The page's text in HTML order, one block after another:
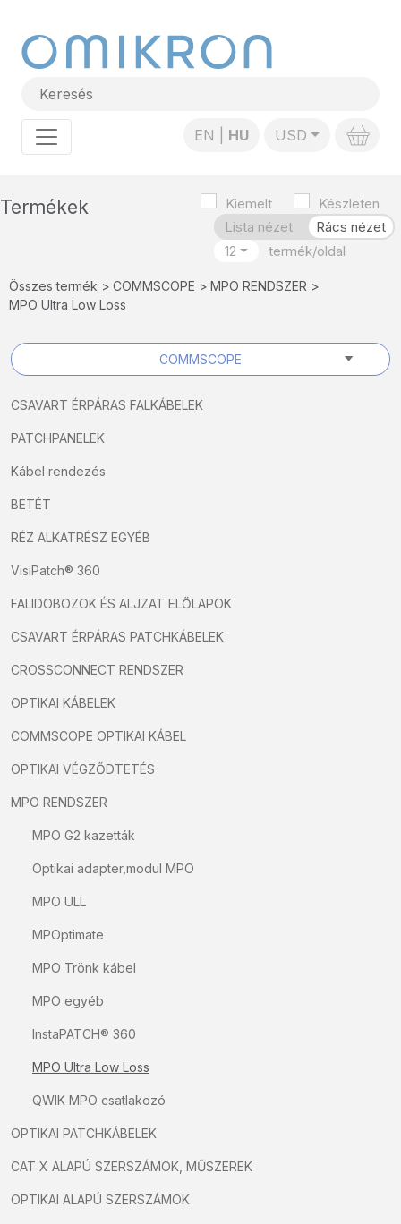
EN HU USD
Termékek Kiemelt
Készleten
Lista nézet
Rács nézet
12
Összes termék COMMSCOPE
MPO RENDSZER
MPO Ultra Low Loss
COMMSCOPE
CSAVART ÉRPÁRAS FALKÁBELEK
PATCHPANELEK
Kábel rendezés
BETÉT
RÉZ ALKATRÉSZ EGYÉB
VisiPatch® 360
FALIDOBOZOK ÉS ALJZAT ELŐLAPOK
CSAVART ÉRPÁRAS PATCHKÁBELEK
CROSSCONNECT RENDSZER
OPTIKAI KÁBELEK
COMMSCOPE OPTIKAI KÁBEL
OPTIKAI VÉGZŐDTETÉS
MPO RENDSZER
MPO G2 kazetták
Optikai adapter,modul MPO
MPO ULL
MPOptimate
MPO Trönk kábel
MPO egyéb
InstaPATCH® 360
MPO Ultra Low Loss
QWIK MPO csatlakozó
OPTIKAI PATCHKÁBELEK
CAT X ALAPÚ SZERSZÁMOK, MŰSZEREK
OPTIKAI ALAPÚ SZERSZÁMOK